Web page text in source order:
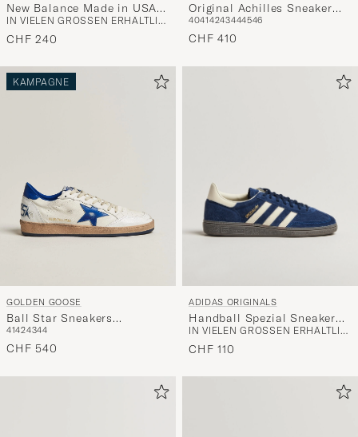
New Balance Made in USA
990v4 Sneakers Grey
IN VIELEN GRÖSSEN ERHÄLTLICH
CHF 240
Original Achilles Sneaker
Black
40414243444546
CHF 410
KAMPAGNE
GOLDEN GOOSE
Ball Star Sneakers
White/Blue
41424344
CHF 540
ADIDAS ORIGINALS
Handball Spezial Sneaker
Navy/White
IN VIELEN GRÖSSEN ERHÄLTLICH
CHF 110